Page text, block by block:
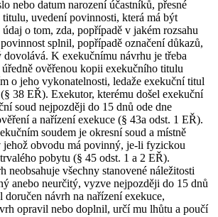
nebo datum narození účastníků, přesné
uvedení povinnosti, která má být
o tom, zda, popřípadě v jakém rozsahu
splnil, popřípadě označení důkazů,
dovolává. K exekučnímu návrhu je třeba
ověřenou kopii exekučního titulu
o jeho vykonatelnosti, ledaže exekuční titul
38 EŘ). Exekutor, kterému došel exekuční
soud nejpozději do 15 dnů ode dne
a nařízení exekuce (§ 43a odst. 1 EŘ).
soudem je okresní soud a místně
jehož obvodu má povinný, je-li fyzickou
pobytu (§ 45 odst. 1 a 2 EŘ).
neobsahuje všechny stanovené náležitosti
anebo neurčitý, vyzve nejpozději do 15 dnů
doručen návrh na nařízení exekuce,
opravil nebo doplnil, určí mu lhůtu a poučí